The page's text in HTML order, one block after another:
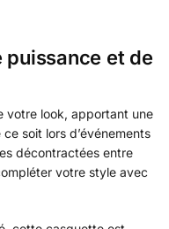
puissance et de
votre look, apportant une
soit lors d’événements
décontractées entre
votre style avec